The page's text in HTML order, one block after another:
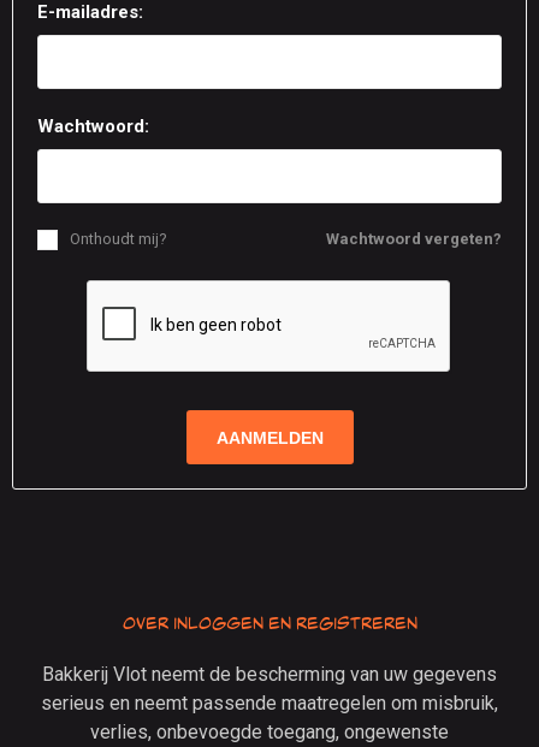
E-mailadres:
Wachtwoord:
Wachtwoord vergeten?
Onthoudt mij?
Over inloggen en registreren
Bakkerij Vlot neemt de bescherming van uw gegevens
serieus en neemt passende maatregelen om misbruik,
verlies, onbevoegde toegang, ongewenste